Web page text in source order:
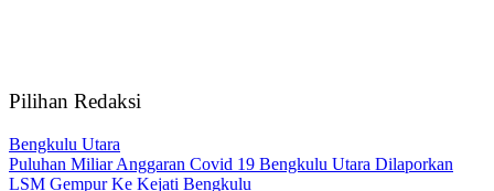
Pilihan Redaksi
Bengkulu Utara
Puluhan Miliar Anggaran Covid 19 Bengkulu Utara Dilaporkan
LSM Gempur Ke Kejati Bengkulu